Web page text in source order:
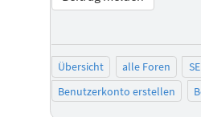
Übersicht alle Foren
Benutzerkonto erstellen